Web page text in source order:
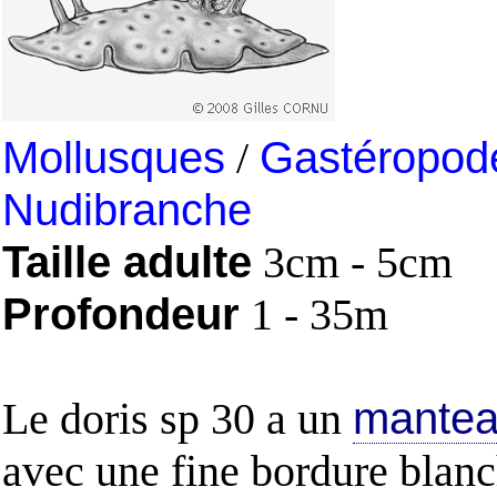
Mollusques /
Nudibranche
Taille adulte 3cm - 5cm
Profondeur 1 - 35m
Le doris sp 30 a un
avec une fine bordure